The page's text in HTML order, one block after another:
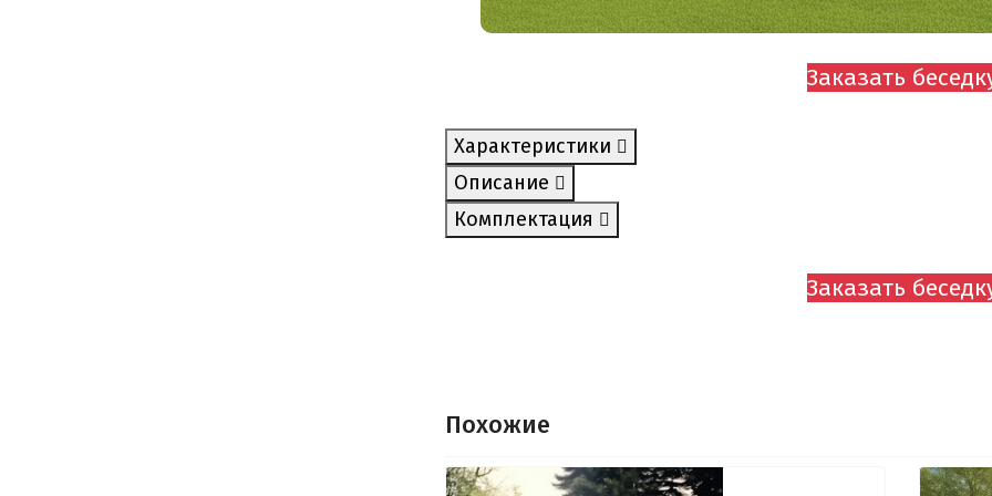
Заказать
Характеристики
Описание
Комплектация
Заказать
Похожие